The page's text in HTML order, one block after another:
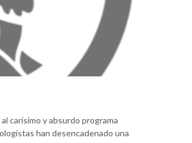
carísimo y absurdo programa
han desencadenado una